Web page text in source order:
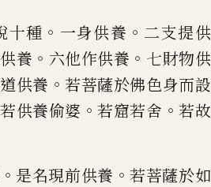
十種 。 一身供養 。 二支提供
養 。 六他作供養 。 七財物供
供養 。若菩薩於佛色身而設
若供養偷婆 。若窟若舍 。若故
。 是名現前供養 。若菩薩於如